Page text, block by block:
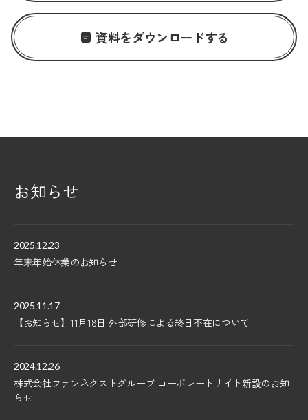
資料をダウンロードする
お知らせ
2025.12.23
年末年始休業のお知らせ
2025.11.17
【お知らせ】11月18日 外部研修による終日不在について
2024.12.26
株式会社ファンネクストグループ コーポレートサイト新設のお知
らせ